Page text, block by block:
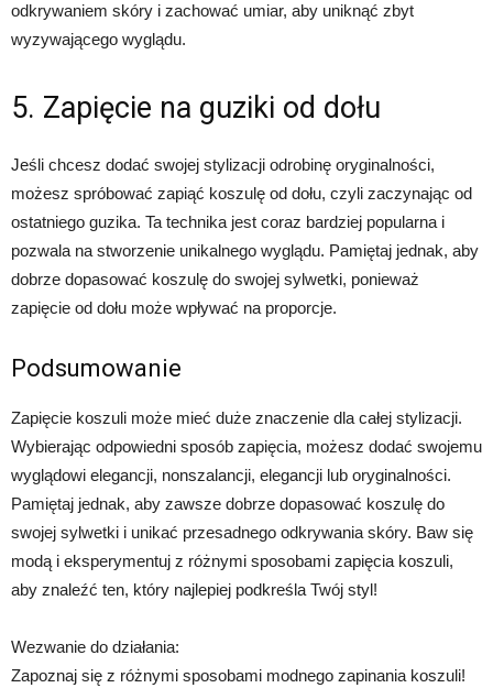
odkrywaniem skóry i zachować umiar, aby uniknąć zbyt
wyzywającego wyglądu.
5. Zapięcie na guziki od dołu
Jeśli chcesz dodać swojej stylizacji odrobinę oryginalności,
możesz spróbować zapiąć koszulę od dołu, czyli zaczynając od
ostatniego guzika. Ta technika jest coraz bardziej popularna i
pozwala na stworzenie unikalnego wyglądu. Pamiętaj jednak, aby
dobrze dopasować koszulę do swojej sylwetki, ponieważ
zapięcie od dołu może wpływać na proporcje.
Podsumowanie
Zapięcie koszuli może mieć duże znaczenie dla całej stylizacji.
Wybierając odpowiedni sposób zapięcia, możesz dodać swojemu
wyglądowi elegancji, nonszalancji, elegancji lub oryginalności.
Pamiętaj jednak, aby zawsze dobrze dopasować koszulę do
swojej sylwetki i unikać przesadnego odkrywania skóry. Baw się
modą i eksperymentuj z różnymi sposobami zapięcia koszuli,
aby znaleźć ten, który najlepiej podkreśla Twój styl!
Wezwanie do działania:
Zapoznaj się z różnymi sposobami modnego zapinania koszuli!